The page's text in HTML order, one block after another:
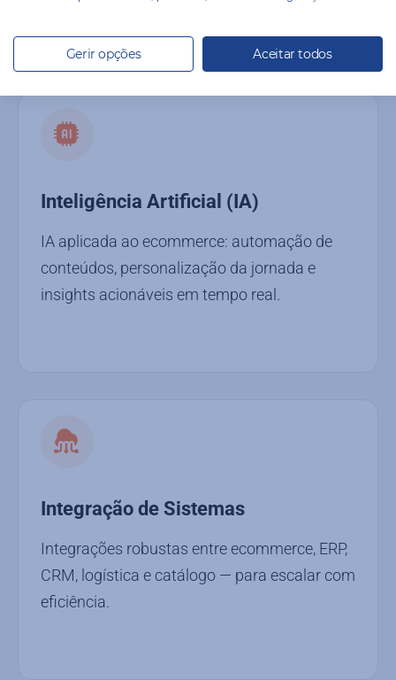
Inteligência Artificial (IA)
IA aplicada ao ecommerce: automação de
conteúdos, personalização da jornada e
insights acionáveis em tempo real.
Integração de Sistemas
Integrações robustas entre ecommerce, ERP,
CRM, logística e catálogo — para escalar com
eficiência.
Gerir opções Aceitar todos